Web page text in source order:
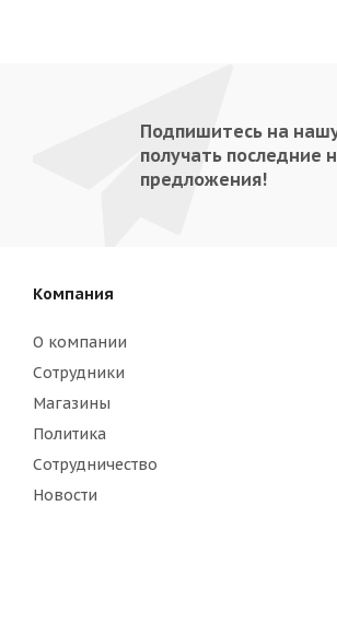
Подпишитесь на
получать последние
предложения!
Компания
О компании
Сотрудники
Магазины
Политика
Сотрудничество
Новости